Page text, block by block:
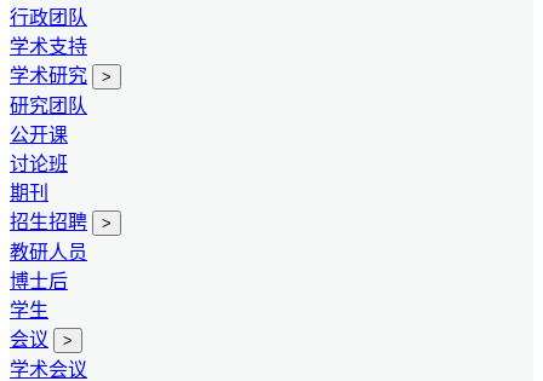
行政团队
学术支持
学术研究
>
研究团队
公开课
讨论班
期刊
招生招聘
>
教研人员
博士后
学生
会议
>
学术会议